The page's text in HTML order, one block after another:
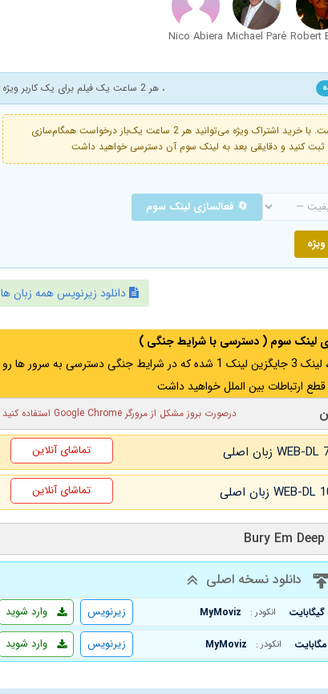
Michael Paré
Nico Abiera
، هر 2 ساعت یک فیلم برای یک کاربر ویژه
فعال است. با خرید اشتراک ویژه می‌توانید هر 2 ساعت یک‌بار درخواست همگام‌سازی
🔄 فعالسازی لینک سوم
دانلود زیرنویس همه زبان ها
لینک سوم ( دسترسی با شرایط جنگی )
اگر از ایران به آدرس مخفی متصل هستید ، لینک 3 جایگزین لینک 1 شده که در شرایط جنگی دسترسی به سرور ها رو
ارتباطات بین الملل خواهید داشت
درصورت بروز مشکل از مرورگر Google Chrome استفاده کنید
تماشای آنلاین
تماشای آنلاین
دانلود نسخه اصلی
انکودر : MyMoviz وارد شوید
زیرنویس
انکودر : MyMoviz وارد شوید زیرنویس